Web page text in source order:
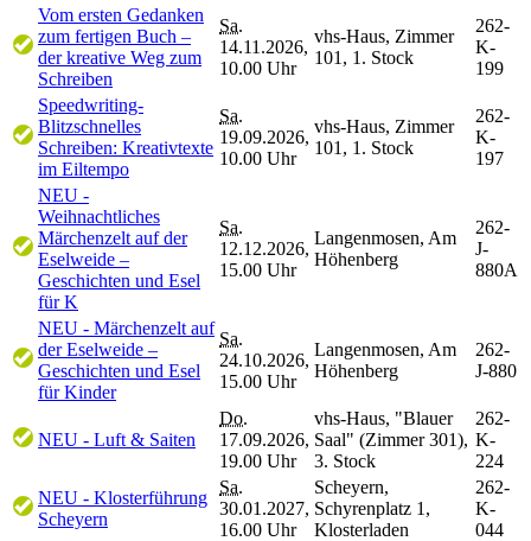
Vom ersten Gedanken
zum fertigen Buch –
der kreative Weg zum
Schreiben
Sa.
14.11.2026,
10.00 Uhr
vhs-Haus, Zimmer
101, 1. Stock
262-
K-
199
Speedwriting-
Blitzschnelles
Schreiben: Kreativtexte
im Eiltempo
Sa.
19.09.2026,
10.00 Uhr
vhs-Haus, Zimmer
101, 1. Stock
262-
K-
197
NEU -
Weihnachtliches
Märchenzelt auf der
Eselweide –
Geschichten und Esel
für K
Sa.
12.12.2026,
15.00 Uhr
Langenmosen, Am
Höhenberg
262-
J-
880A
NEU - Märchenzelt auf
der Eselweide –
Geschichten und Esel
für Kinder
Sa.
24.10.2026,
15.00 Uhr
Langenmosen, Am
Höhenberg
262-
J-880
NEU - Luft & Saiten
Do.
17.09.2026,
19.00 Uhr
vhs-Haus, "Blauer
Saal" (Zimmer 301),
3. Stock
262-
K-
224
NEU - Klosterführung
Scheyern
Sa.
30.01.2027,
16.00 Uhr
Scheyern,
Schyrenplatz 1,
Klosterladen
262-
K-
044